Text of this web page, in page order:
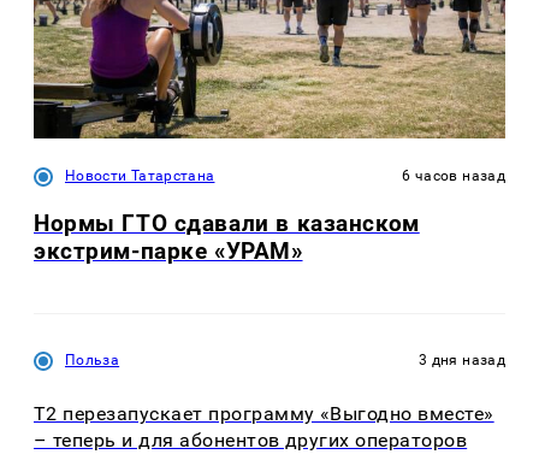
Новости Татарстана 6 часов назад
Нормы ГТО сдавали в казанском
экстрим-парке «УРАМ»
Польза 3 дня назад
Т2 перезапускает программу «Выгодно вместе»
– теперь и для абонентов других операторов